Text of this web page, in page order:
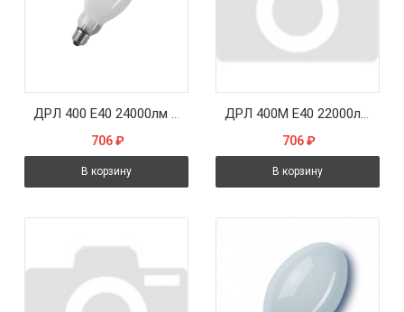
ДРЛ 400 Е40 24000лм 18000ч - лампа СТ-КОМ
706 ₽
В корзину
ДРЛ 400М Е40 22000лм 12000ч - лампа СТ-КОМ
706 ₽
В корзину